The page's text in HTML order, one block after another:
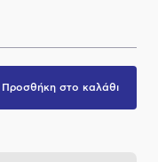
Προσθήκη στο καλάθι